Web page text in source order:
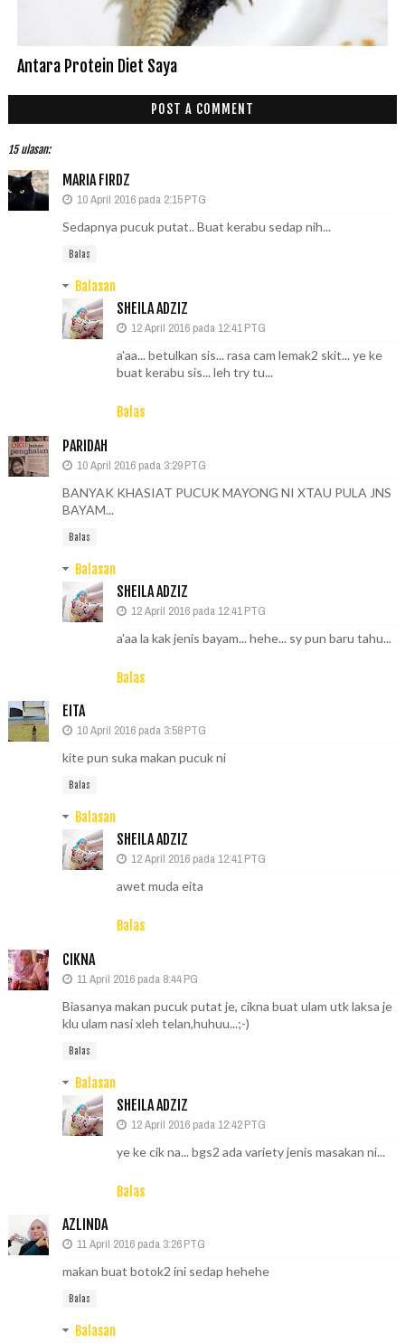
Antara Protein Diet Saya
POST A COMMENT
15 ulasan:
MARIA FIRDZ
10 April 2016 pada 2:15 PTG
Sedapnya pucuk putat.. Buat kerabu sedap nih...
Balas
Balasan
SHEILA ADZIZ
12 April 2016 pada 12:41 PTG
a'aa... betulkan sis... rasa cam lemak2 skit... ye ke
buat kerabu sis... leh try tu...
Balas
PARIDAH
10 April 2016 pada 3:29 PTG
BANYAK KHASIAT PUCUK MAYONG NI XTAU PULA JNS
BAYAM...
Balas
Balasan
SHEILA ADZIZ
12 April 2016 pada 12:41 PTG
a'aa la kak jenis bayam... hehe... sy pun baru tahu...
Balas
EITA
10 April 2016 pada 3:58 PTG
kite pun suka makan pucuk ni
Balas
Balasan
SHEILA ADZIZ
12 April 2016 pada 12:41 PTG
awet muda eita
Balas
CIKNA
11 April 2016 pada 8:44 PG
Biasanya makan pucuk putat je, cikna buat ulam utk laksa je
klu ulam nasi xleh telan,huhuu...;-)
Balas
Balasan
SHEILA ADZIZ
12 April 2016 pada 12:42 PTG
ye ke cik na... bgs2 ada variety jenis masakan ni...
Balas
AZLINDA
11 April 2016 pada 3:26 PTG
makan buat botok2 ini sedap hehehe
Balas
Balasan